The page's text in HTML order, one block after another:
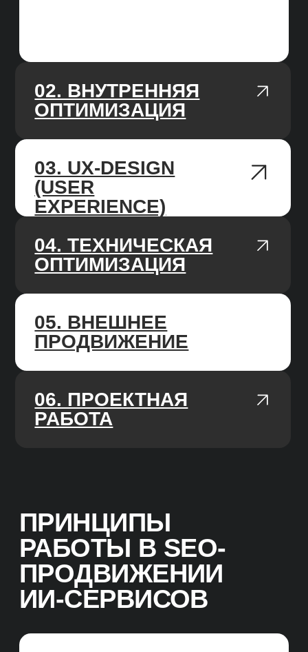
У нас чёткие и гибкие процессы,
мы работаем по недельным спринтам,
работы алгоритмов поисковых систем.
AGILE-ПОДХОД
В начале работы, изучаем нишу
и делаем прогноз, ставим цель на 3/6/12
месяцев, каждый месяц фиксируем
прогресс.